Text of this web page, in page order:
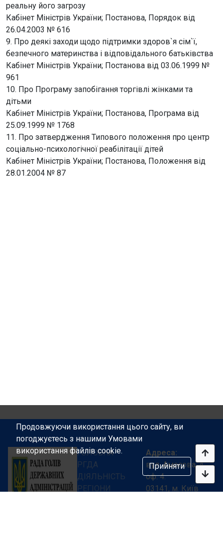
реальну його загрозу
Кабінет Міністрів України; Постанова, Порядок від
26.04.2003 № 616
9. Про деякі заходи щодо підтримки здоров`я сім`ї,
безпечного материнства і відповідального батьківства
Кабінет Міністрів України; Постанова від 03.06.1999 №
961
10. Про Програму запобігання торгівлі жінками та
дітьми
Кабінет Міністрів України; Постанова, Програма від
25.09.1999 № 1768
11. Про затвердження Типового положення про центр
соціально-психологічної реабілітації дітей
Кабінет Міністрів України; Постанова, Положення від
28.01.2004 № 87
ГОЛОВНА
РГДА
ДІЯЛЬНІСТЬ
РЕГІОНИ
Адреса:
вул. Амосова, 4,
оф. 4.
03141, м. Київ
Продовжуючи використання цього сайту, ви
погоджуєтесь з нашими Умовами
використання файлів cookie.
Прийняти